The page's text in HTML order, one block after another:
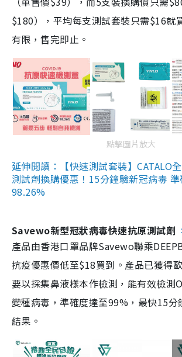
$180），平均每支測試套裝只需$16就
有限，售完即止。
點擊圖片放大
延伸閱讀：【快速測試套裝】CATALO
測試劑換購優惠！15分鐘驗新冠病毒
98.26%
Savewo新型冠狀病毒快速抗原測試劑
產品由香港口罩品牌Savewo聯乘
抗疫優惠價低至$18買到。產品已獲得
要以採集鼻液樣本作檢測，能有效檢
變種病毒，準確度達至99%，最快15分
結果。